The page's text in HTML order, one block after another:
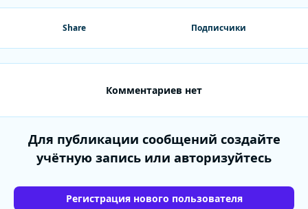
Share Подписчики
Комментариев нет
Для публикации сообщений создайте
учётную запись или авторизуйтесь
Регистрация нового пользователя